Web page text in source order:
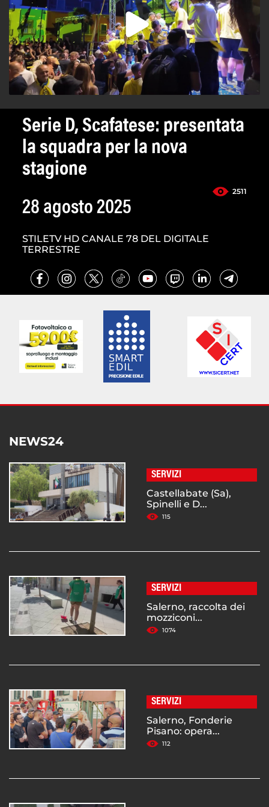
Serie D, Scafatese: presentata
la squadra per la nova
stagione
2511
28 agosto 2025
STILETV HD CANALE 78 DEL DIGITALE
TERRESTRE
NEWS24
SERVIZI
Castellabate (Sa),
Spinelli e D...
115
SERVIZI
Salerno, raccolta dei
mozziconi...
1074
SERVIZI
Salerno, Fonderie
Pisano: opera...
112